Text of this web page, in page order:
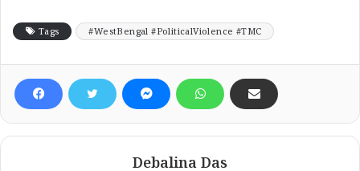
Tags #WestBengal #PoliticalViolence #TMC
Debalina Das